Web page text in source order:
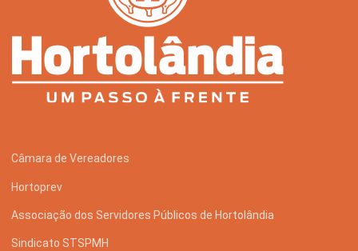
Câmara de Vereadores
Hortoprev
Associação dos Servidores Públicos de Hortolândia
Sindicato STSPMH